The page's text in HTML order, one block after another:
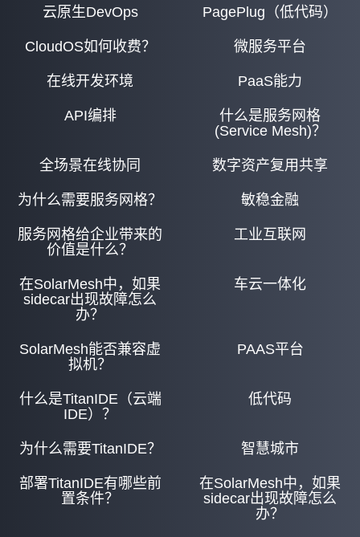
云原生DevOps PagePlug（低代码）
CloudOS如何收费？ 微服务平台
在线开发环境 PaaS能力
API编排
什么是服务网格
(Service Mesh)？
全场景在线协同 数字资产复用共享
为什么需要服务网格？ 敏稳金融
服务网格给企业带来的
价值是什么？
工业互联网
在SolarMesh中，如果
sidecar出现故障怎么
办？
车云一体化
SolarMesh能否兼容虚
拟机？
PAAS平台
什么是TitanIDE（云端
IDE）？
低代码
为什么需要TitanIDE？ 智慧城市
部署TitanIDE有哪些前
置条件？
在SolarMesh中，如果
sidecar出现故障怎么
办？